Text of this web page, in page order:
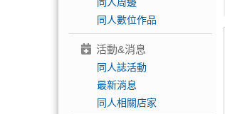
同人數位作品
活動&消息
同人誌活動
最新消息
同人相關店家